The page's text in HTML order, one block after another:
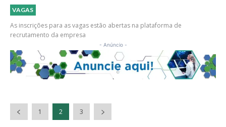
VAGAS
As inscrições para as vagas estão abertas na plataforma de
recrutamento da empresa
- Anúncio -
1 2 3